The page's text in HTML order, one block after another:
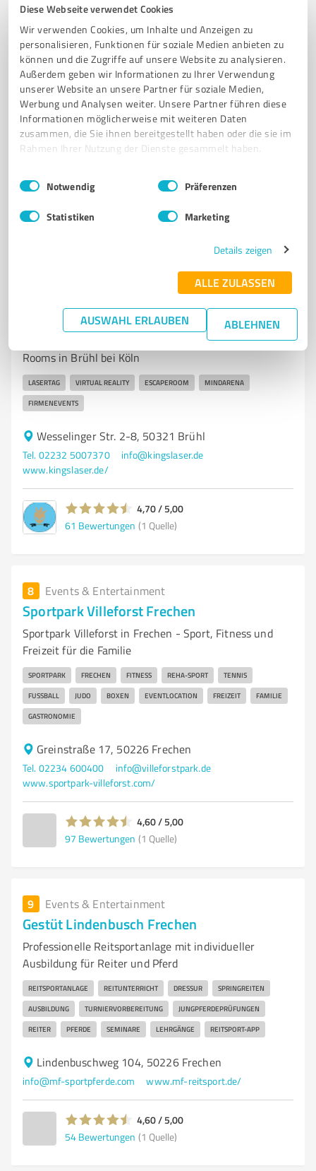
Diese Webseite verwendet Cookies
Wir verwenden Cookies, um Inhalte und Anzeigen zu
personalisieren, Funktionen für soziale Medien anbieten zu
können und die Zugriffe auf unsere Website zu analysieren.
Außerdem geben wir Informationen zu Ihrer Verwendung
unserer Website an unsere Partner für soziale Medien,
Werbung und Analysen weiter. Unsere Partner führen diese
Informationen möglicherweise mit weiteren Daten
zusammen, die Sie ihnen bereitgestellt haben oder die sie im
Rahmen Ihrer Nutzung der Dienste gesammelt haben.
Impressum Datenschutzbestimmungen
Einwilligungsauswahl
Notwendig Präferenzen
Statistiken Marketing
Details zeigen
ALLE ZULASSEN
AUSWAHL ERLAUBEN ABLEHNEN
3D LaserSports 2.0 GmbH
3D LaserSports 2.0 GmbH – Lasertag, Escape Rooms &
Gaming auf über 600 qm
LASERTAG ESCAPE ROOMS GAMING ZONE KINDERGEBURTSTAG
3D LASERSPORT
kontakt@3dlasersports.de www.3dlasersports.de/
4,70 / 5,00
Kings Laser
Kings Laser – LaserTag Arena, Virtual Reality & Escape
Rooms in Brühl bei Köln
LASERTAG VIRTUAL REALITY ESCAPEROOM MINDARENA
FIRMENEVENTS
Wesselinger Str. 2-8, 50321 Brühl
Tel. 02232 5007370
info@kingslaser.de
www.kingslaser.de/
4,70 / 5,00
61 Bewertungen (1 Quelle)
8 Events & Entertainment
Sportpark Villeforst Frechen
Sportpark Villeforst in Frechen - Sport, Fitness und
Freizeit für die Familie
SPORTPARK FRECHEN FITNESS REHA-SPORT TENNIS
FUSSBALL JUDO BOXEN EVENTLOCATION FREIZEIT FAMILIE
GASTRONOMIE
Greinstraße 17, 50226 Frechen
Tel. 02234 600400
info@villeforstpark.de
www.sportpark-villeforst.com/
4,60 / 5,00
97 Bewertungen (1 Quelle)
9 Events & Entertainment
Gestüt Lindenbusch Frechen
Professionelle Reitsportanlage mit individueller
Ausbildung für Reiter und Pferd
REITSPORTANLAGE REITUNTERRICHT DRESSUR SPRINGREITEN
AUSBILDUNG TURNIERVORBEREITUNG JUNGPFERDEPRÜFUNGEN
REITER PFERDE SEMINARE LEHRGÄNGE REITSPORT-APP
Lindenbuschweg 104, 50226 Frechen
info@mf-sportpferde.com www.mf-reitsport.de/
4,60 / 5,00
54 Bewertungen (1 Quelle)